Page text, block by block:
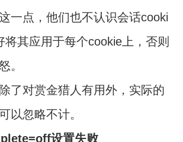
一点，他们也不认识会话cooki
将其应用于每个cookie上，否则
。
了对赏金猎人有用外，实际的
以忽略不计。
设置失败